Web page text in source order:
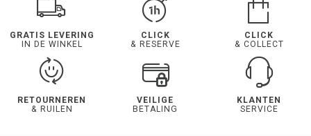
GRATIS LEVERING
IN DE WINKEL
CLICK
& RESERVE
CLICK
& COLLECT
RETOURNEREN
& RUILEN
VEILIGE
BETALING
KLANTEN
SERVICE